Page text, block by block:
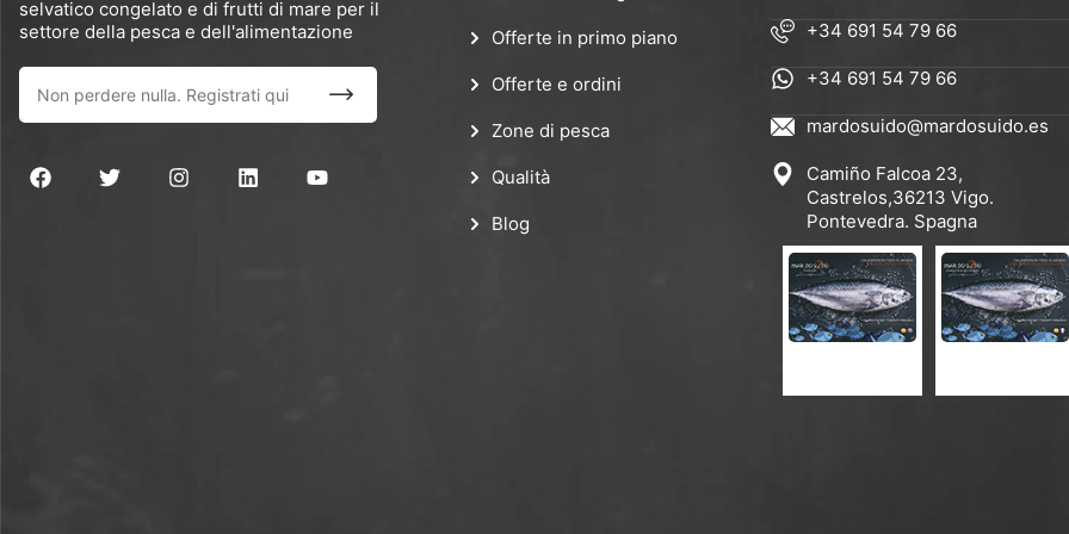
selvatico congelato e di frutti di mare per il
settore della pesca e dell'alimentazione
Offerte in primo piano
Offerte e ordini
Zone di pesca
Qualità
Blog
+34 691 54 79 66
+34 691 54 79 66
mardosuido@mardosuido.es
Camiño Falcoa 23,
Castrelos,36213 Vigo.
Pontevedra. Spagna